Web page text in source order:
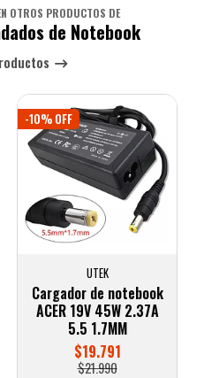
OTROS PRODUCTOS DE
de Notebook
-10% OFF
UTEK
Cargador de notebook
ACER 19V 45W 2.37A
5.5 1.7MM
$19.791
$21.990